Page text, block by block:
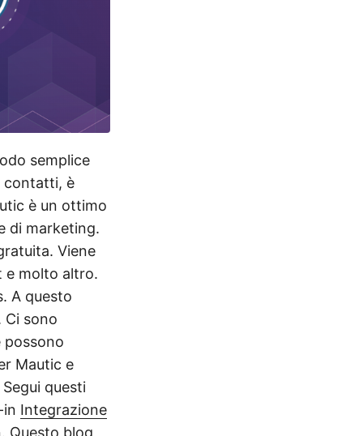
semplice
contatti, è
è un ottimo
di marketing.
Viene
e molto altro.
A questo
Ci sono
possono
Mautic e
questi
in Integrazione
Questo blog